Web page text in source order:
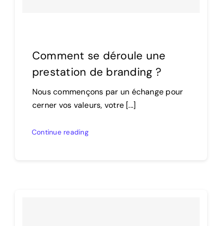
Comment se déroule une
prestation de branding ?
Nous commençons par un échange pour
cerner vos valeurs, votre [...]
Continue reading